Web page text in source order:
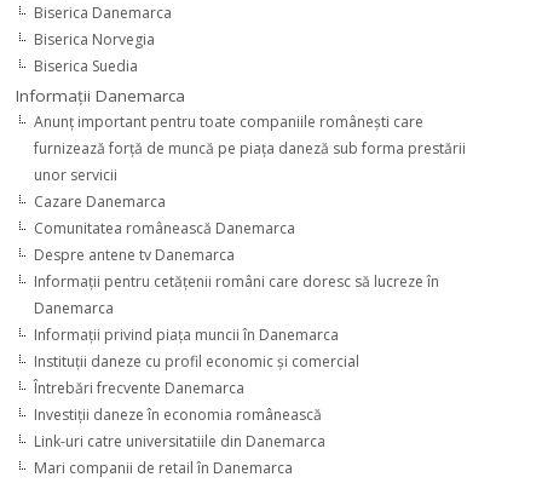
Biserica Danemarca
Biserica Norvegia
Biserica Suedia
Informaţii Danemarca
Anunţ important pentru toate companiile româneşti care
furnizează forţă de muncă pe piaţa daneză sub forma prestării
unor servicii
Cazare Danemarca
Comunitatea românească Danemarca
Despre antene tv Danemarca
Informaţii pentru cetăţenii români care doresc să lucreze în
Danemarca
Informaţii privind piaţa muncii în Danemarca
Instituţii daneze cu profil economic şi comercial
Întrebări frecvente Danemarca
Investiţii daneze în economia românească
Link-uri catre universitatiile din Danemarca
Mari companii de retail în Danemarca